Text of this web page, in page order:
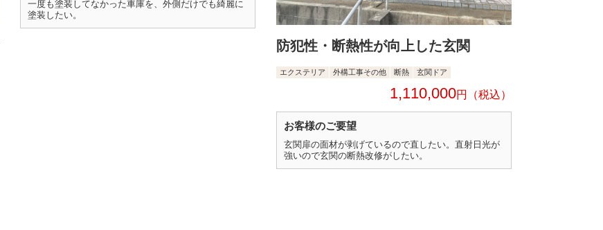
一度も塗装してなかった車庫を、外側だけでも綺麗に
塗装したい。
防犯性・断熱性が向上した玄関
エクステリア 外構工事その他 断熱 玄関ドア
1,110,000円
お客様のご要望
玄関扉の面材が剥げているので直したい。直射日光が
強いので玄関の断熱改修がしたい。